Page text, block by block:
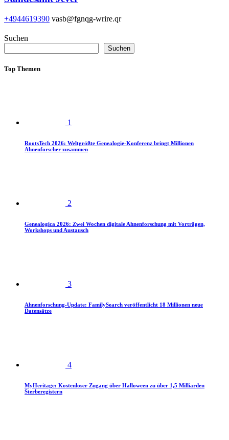
+4944619390 vasb@fgnqg-wrire.qr
Suchen
Suchen
Top Themen
1
RootsTech 2026: Weltgrößte Genealogie-Konferenz bringt Millionen
Ahnenforscher zusammen
2
Genealogica 2026: Zwei Wochen digitale Ahnenforschung mit Vorträgen,
Workshops und Austausch
3
Ahnenforschung-Update: FamilySearch veröffentlicht 18 Millionen neue
Datensätze
4
MyHeritage: Kostenloser Zugang über Halloween zu über 1,5 Milliarden
Sterberegistern